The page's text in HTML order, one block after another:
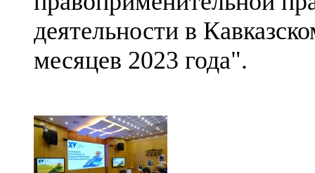
деятельности в
месяцев 2023 года".